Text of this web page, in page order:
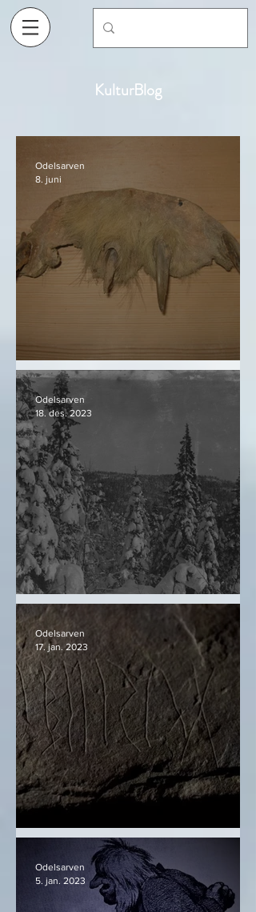
KulturBlog
Bjørnekloa
Odelsarven
8. juni
Snø og granskog
Odelsarven
18. des. 2023
Svingerudsteinen
Odelsarven
17. jan. 2023
Odelsarven
5. jan. 2023